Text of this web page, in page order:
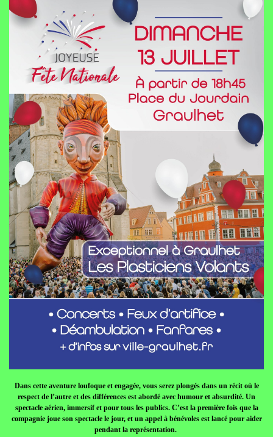
Dans cette aventure loufoque et engagée, vous serez plongés dans un récit où le
respect de l’autre et des différences est abordé avec humour et absurdité. Un
spectacle aérien, immersif et pour tous les publics. C’est la première fois que la
compagnie joue son spectacle le jour, et un appel à bénévoles est lancé pour aider
pendant la représentation.